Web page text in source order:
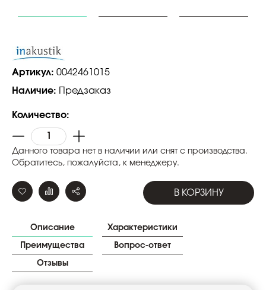
Артикул: 0042461015
Наличие:
Предзаказ
Количество:
Данного товара нет в наличии или снят с производства.
Обратитесь, пожалуйста, к менеджеру.
В КОРЗИНУ
Описание Характеристики
Преимущества Вопрос-ответ
Отзывы